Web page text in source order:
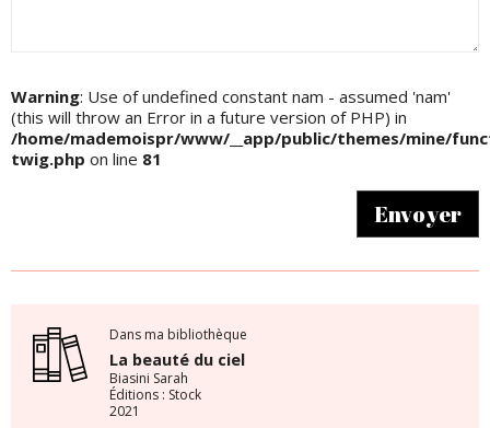
Warning: Use of undefined constant nam - assumed 'nam'
(this will throw an Error in a future version of PHP) in
/home/mademoispr/www/__app/public/themes/mine/
twig.php on line 81
Envoyer
Dans ma bibliothèque
La beauté du ciel
Biasini Sarah
Éditions : Stock
2021